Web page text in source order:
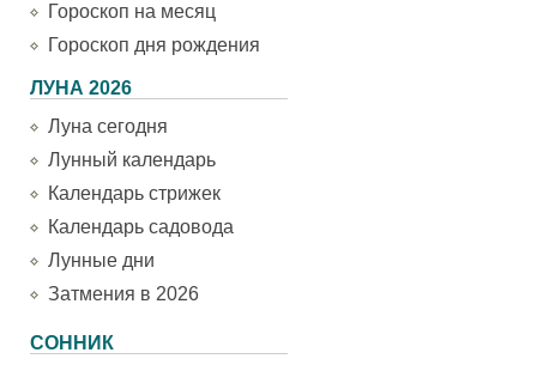
Гороскоп на месяц
Гороскоп дня рождения
ЛУНА 2026
Луна сегодня
Лунный календарь
Календарь стрижек
Календарь садовода
Лунные дни
Затмения в 2026
СОННИК